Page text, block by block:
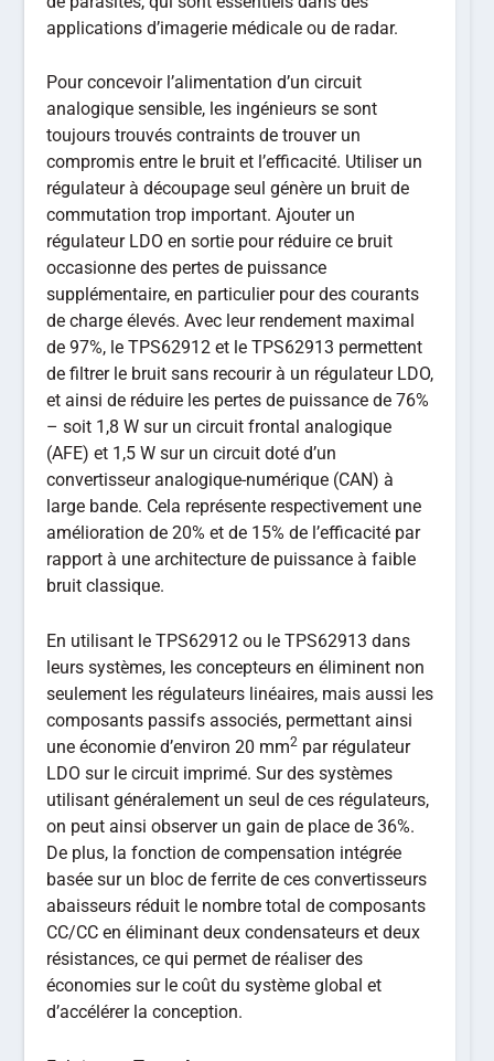
applications d’imagerie médicale ou de radar.
Pour concevoir l’alimentation d’un circuit
analogique sensible, les ingénieurs se sont
toujours trouvés contraints de trouver un
compromis entre le bruit et l’efficacité. Utiliser un
régulateur à découpage seul génère un bruit de
commutation trop important. Ajouter un
régulateur LDO en sortie pour réduire ce bruit
occasionne des pertes de puissance
supplémentaire, en particulier pour des courants
de charge élevés. Avec leur rendement maximal
de 97%, le TPS62912 et le TPS62913 permettent
de filtrer le bruit sans recourir à un régulateur LDO,
et ainsi de réduire les pertes de puissance de 76%
– soit 1,8 W sur un circuit frontal analogique
(AFE) et 1,5 W sur un circuit doté d’un
convertisseur analogique-numérique (CAN) à
large bande. Cela représente respectivement une
amélioration de 20% et de 15% de l’efficacité par
rapport à une architecture de puissance à faible
bruit classique.
En utilisant le TPS62912 ou le TPS62913 dans
leurs systèmes, les concepteurs en éliminent non
seulement les régulateurs linéaires, mais aussi les
composants passifs associés, permettant ainsi
une économie d’environ 20 mm2 par régulateur
LDO sur le circuit imprimé. Sur des systèmes
utilisant généralement un seul de ces régulateurs,
on peut ainsi observer un gain de place de 36%.
De plus, la fonction de compensation intégrée
basée sur un bloc de ferrite de ces convertisseurs
abaisseurs réduit le nombre total de composants
CC/CC en éliminant deux condensateurs et deux
résistances, ce qui permet de réaliser des
économies sur le coût du système global et
d’accélérer la conception.